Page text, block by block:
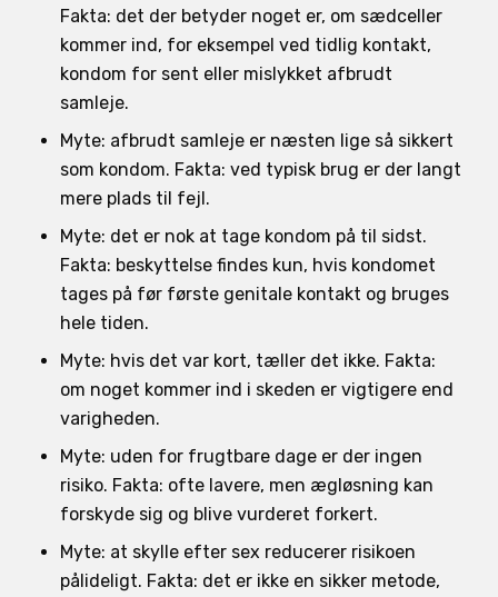
Fakta: det der betyder noget er, om sædceller
kommer ind, for eksempel ved tidlig kontakt,
kondom for sent eller mislykket afbrudt
samleje.
Myte: afbrudt samleje er næsten lige så sikkert
som kondom. Fakta: ved typisk brug er der langt
mere plads til fejl.
Myte: det er nok at tage kondom på til sidst.
Fakta: beskyttelse findes kun, hvis kondomet
tages på før første genitale kontakt og bruges
hele tiden.
Myte: hvis det var kort, tæller det ikke. Fakta:
om noget kommer ind i skeden er vigtigere end
varigheden.
Myte: uden for frugtbare dage er der ingen
risiko. Fakta: ofte lavere, men ægløsning kan
forskyde sig og blive vurderet forkert.
Myte: at skylle efter sex reducerer risikoen
pålideligt. Fakta: det er ikke en sikker metode,